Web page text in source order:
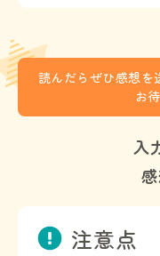
読んだらぜひ感想を
お
入
注意点